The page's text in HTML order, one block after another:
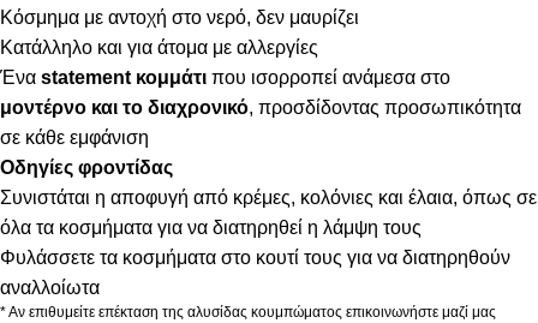
Κόσμημα με αντοχή στο νερό, δεν μαυρίζει
Κατάλληλο και για άτομα με αλλεργίες
Ένα statement κομμάτι που ισορροπεί ανάμεσα στο
μοντέρνο και το διαχρονικό, προσδίδοντας προσωπικότητα
σε κάθε εμφάνιση
Οδηγίες φροντίδας
Συνιστάται η αποφυγή από κρέμες, κολόνιες και έλαια, όπως σε
όλα τα κοσμήματα για να διατηρηθεί η λάμψη τους
Φυλάσσετε τα κοσμήματα στο κουτί τους για να διατηρηθούν
αναλλοίωτα
* Αν επιθυμείτε επέκταση της αλυσίδας κουμπώματος επικοινωνήστε μαζί μας